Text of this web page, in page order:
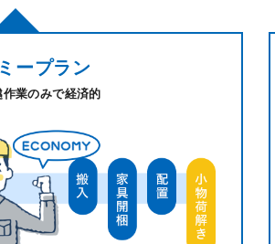
ープラン
業のみで経済的